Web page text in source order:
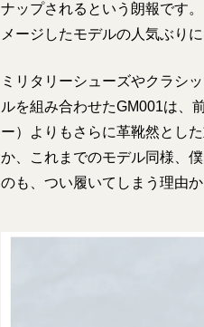
ナップされるという朗報です
メージしたモデルの人気ぶり
ミリタリーシューズやクラシ
ルを組み合わせたGM001は、
ー）よりもさらに革靴然とし
か、これまでのモデル同様、
のも、つい履いてしまう理由か